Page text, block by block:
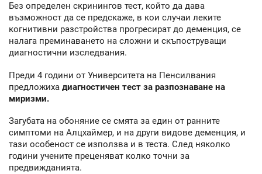
Без определен скринингов тест, който да дава
възможност да се предскаже, в кои случаи леките
когнитивни разстройства прогресират до деменция, се
налага преминаването на сложни и скъпоструващи
диагностични изследвания.
Преди 4 години от Университета на Пенсилвания
предложиха диагностичен тест за разпознаване на
миризми.
Загубата на обоняние се смята за един от ранните
симптоми на Алцхаймер, и на други видове деменция, и
тази особеност се използва и в теста. След няколко
години учените преценяват колко точни за
предвижданията.